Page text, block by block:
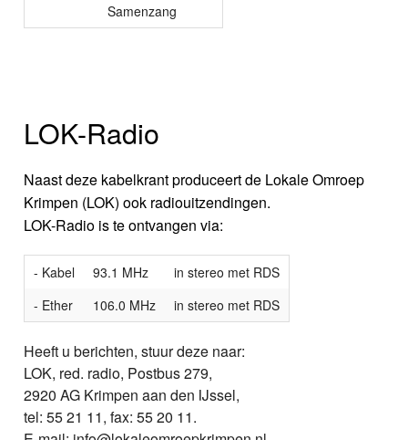
Samenzang
LOK-Radio
Naast deze kabelkrant produceert de Lokale Omroep
Krimpen (LOK) ook radiouitzendingen.
LOK-Radio is te ontvangen via:
- Kabel 93.1 MHz
in stereo met RDS
- Ether
106.0 MHz in stereo met RDS
Heeft u berichten, stuur deze naar:
LOK, red. radio, Postbus 279,
2920 AG Krimpen aan den IJssel,
tel: 55 21 11, fax: 55 20 11.